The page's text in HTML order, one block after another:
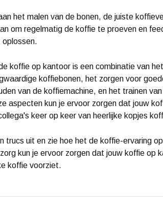
het malen van de bonen, de juiste
om regelmatig de koffie te proeven en
oplossen.
koffie op kantoor is een combinatie van
koffiebonen, het zorgen voor
van de koffiemachine, en het trainen
aspecten kun je ervoor zorgen dat jouw
keer op keer van heerlijke kopjes
trucs uit en zie hoe het de koffie-ervaring
kun je ervoor zorgen dat jouw koffie op
koffie voorziet.